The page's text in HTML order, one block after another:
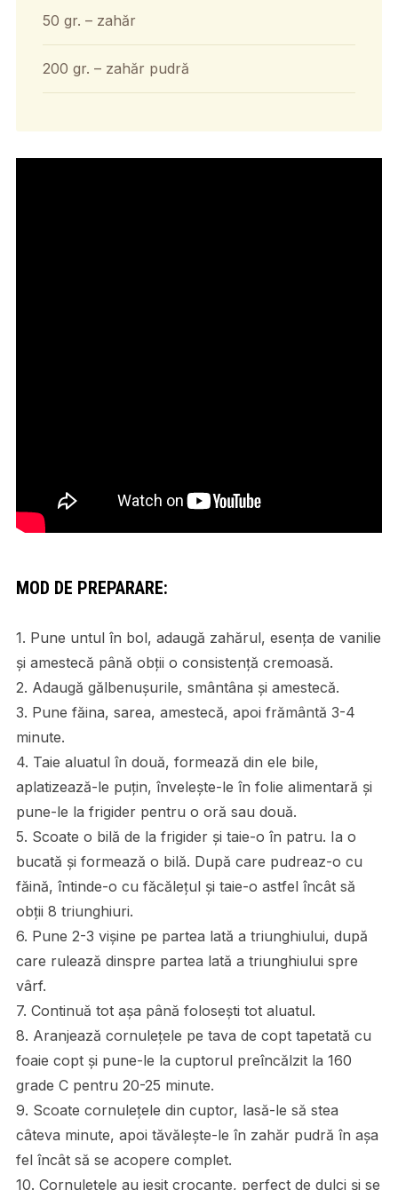
50 gr. – zahăr
200 gr. – zahăr pudră
MOD DE PREPARARE:
1. Pune untul în bol, adaugă zahărul, esența de vanilie
și amestecă până obții o consistență cremoasă.
2. Adaugă gălbenușurile, smântâna și amestecă.
3. Pune făina, sarea, amestecă, apoi frământă 3-4
minute.
4. Taie aluatul în două, formează din ele bile,
aplatizează-le puțin, învelește-le în folie alimentară și
pune-le la frigider pentru o oră sau două.
5. Scoate o bilă de la frigider și taie-o în patru. Ia o
bucată și formează o bilă. După care pudreaz-o cu
făină, întinde-o cu făcălețul și taie-o astfel încât să
obții 8 triunghiuri.
6. Pune 2-3 vișine pe partea lată a triunghiului, după
care rulează dinspre partea lată a triunghiului spre
vârf.
7. Continuă tot așa până folosești tot aluatul.
8. Aranjează cornulețele pe tava de copt tapetată cu
foaie copt și pune-le la cuptorul preîncălzit la 160
grade C pentru 20-25 minute.
9. Scoate cornulețele din cuptor, lasă-le să stea
câteva minute, apoi tăvălește-le în zahăr pudră în așa
fel încât să se acopere complet.
10. Cornulețele au ieșit crocante, perfect de dulci și se